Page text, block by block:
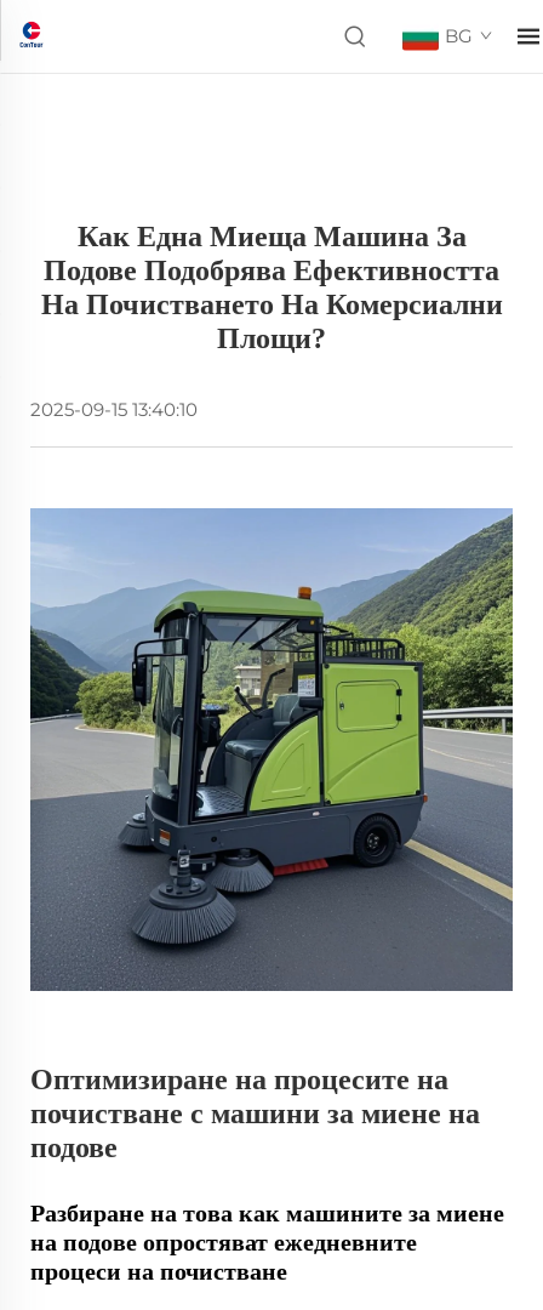
BG
Как Една Миеща Машина За
Подове Подобрява Ефективността
На Почистването На Комерсиални
Площи?
2025-09-15 13:40:10
Оптимизиране на процесите на
почистване с машини за миене на
подове
Разбиране на това как машините за миене
на подове опростяват ежедневните
процеси на почистване